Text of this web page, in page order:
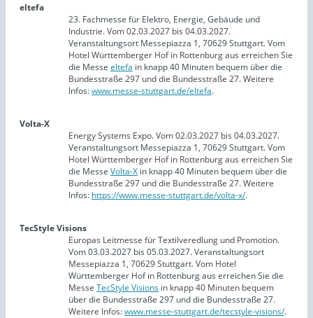
eltefa
23. Fachmesse für Elektro, Energie, Gebäude und
Industrie. Vom 02.03.2027 bis 04.03.2027.
Veranstaltungsort Messepiazza 1, 70629 Stuttgart. Vom
Hotel Württemberger Hof in Rottenburg aus erreichen Sie
die Messe eltefa in knapp 40 Minuten bequem über die
Bundesstraße 297 und die Bundesstraße 27. Weitere
Infos:www.messe-stuttgart.de/eltefa.
Volta-X
Energy Systems Expo. Vom 02.03.2027 bis 04.03.2027.
Veranstaltungsort Messepiazza 1, 70629 Stuttgart. Vom
Hotel Württemberger Hof in Rottenburg aus erreichen Sie
die Messe Volta-X in knapp 40 Minuten bequem über die
Bundesstraße 297 und die Bundesstraße 27. Weitere
Infos: https://www.messe-stuttgart.de/volta-x/.
TecStyle Visions
Europas Leitmesse für Textilveredlung und Promotion.
Vom 03.03.2027 bis 05.03.2027. Veranstaltungsort
Messepiazza 1, 70629 Stuttgart. Vom Hotel
Württemberger Hof in Rottenburg aus erreichen Sie die
Messe TecStyle Visions in knapp 40 Minuten bequem
über die Bundesstraße 297 und die Bundesstraße 27.
Weitere Infos:www.messe-stuttgart.de/tecstyle-visions/.